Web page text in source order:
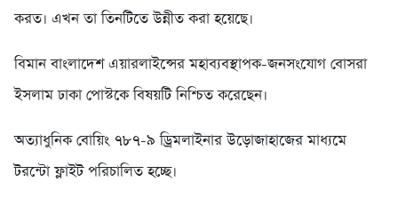
করত। এখন তা তিনটিতে উন্নীত করা হয়েছে।
বিমান বাংলাদেশ এয়ারলাইন্সের মহাব্যবস্থাপক-জনসংযোগ বোসরা
ইসলাম ঢাকা পোস্টকে বিষয়টি নিশ্চিত করেছেন।
অত্যাধুনিক বোয়িং ৭৮৭-৯ ড্রিমলাইনার উড়োজাহাজের মাধ্যমে
টরন্টো ফ্লাইট পরিচালিত হচ্ছে।